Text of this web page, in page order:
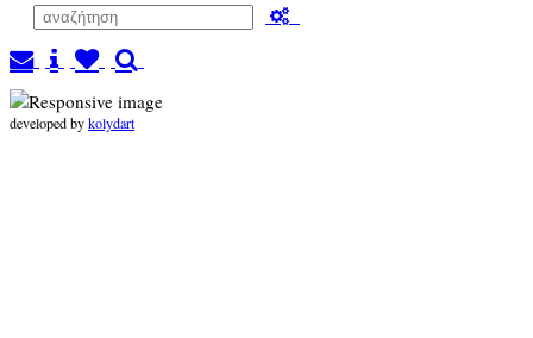
developed bykolydart